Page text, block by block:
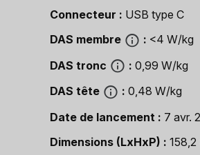
Connecteur
USB type C
DAS membre
<4 W/kg
DAS tronc
0,99 W/kg
DAS tête
0,48 W/kg
Date de lancement
7 avr.
Dimensions (LxHxP)